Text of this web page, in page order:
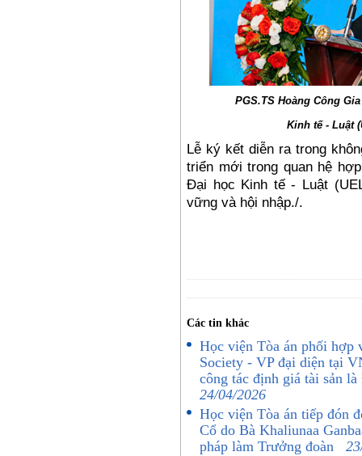
PGS.TS Hoàng Công
Kinh tế - Luật
Lễ ký kết diễn ra trong
triển mới trong quan hệ
Đại học Kinh tế- Luật
vững và hội nhập./.
Các tin khác
Học viện Tòa án phối
Society - VP đại diện tại
công tác định giá tài sản
24/04/2026
Học viện Tòa án tiếp đón
Cổ do Bà Khaliunaa
pháp làm Trưởng đoàn